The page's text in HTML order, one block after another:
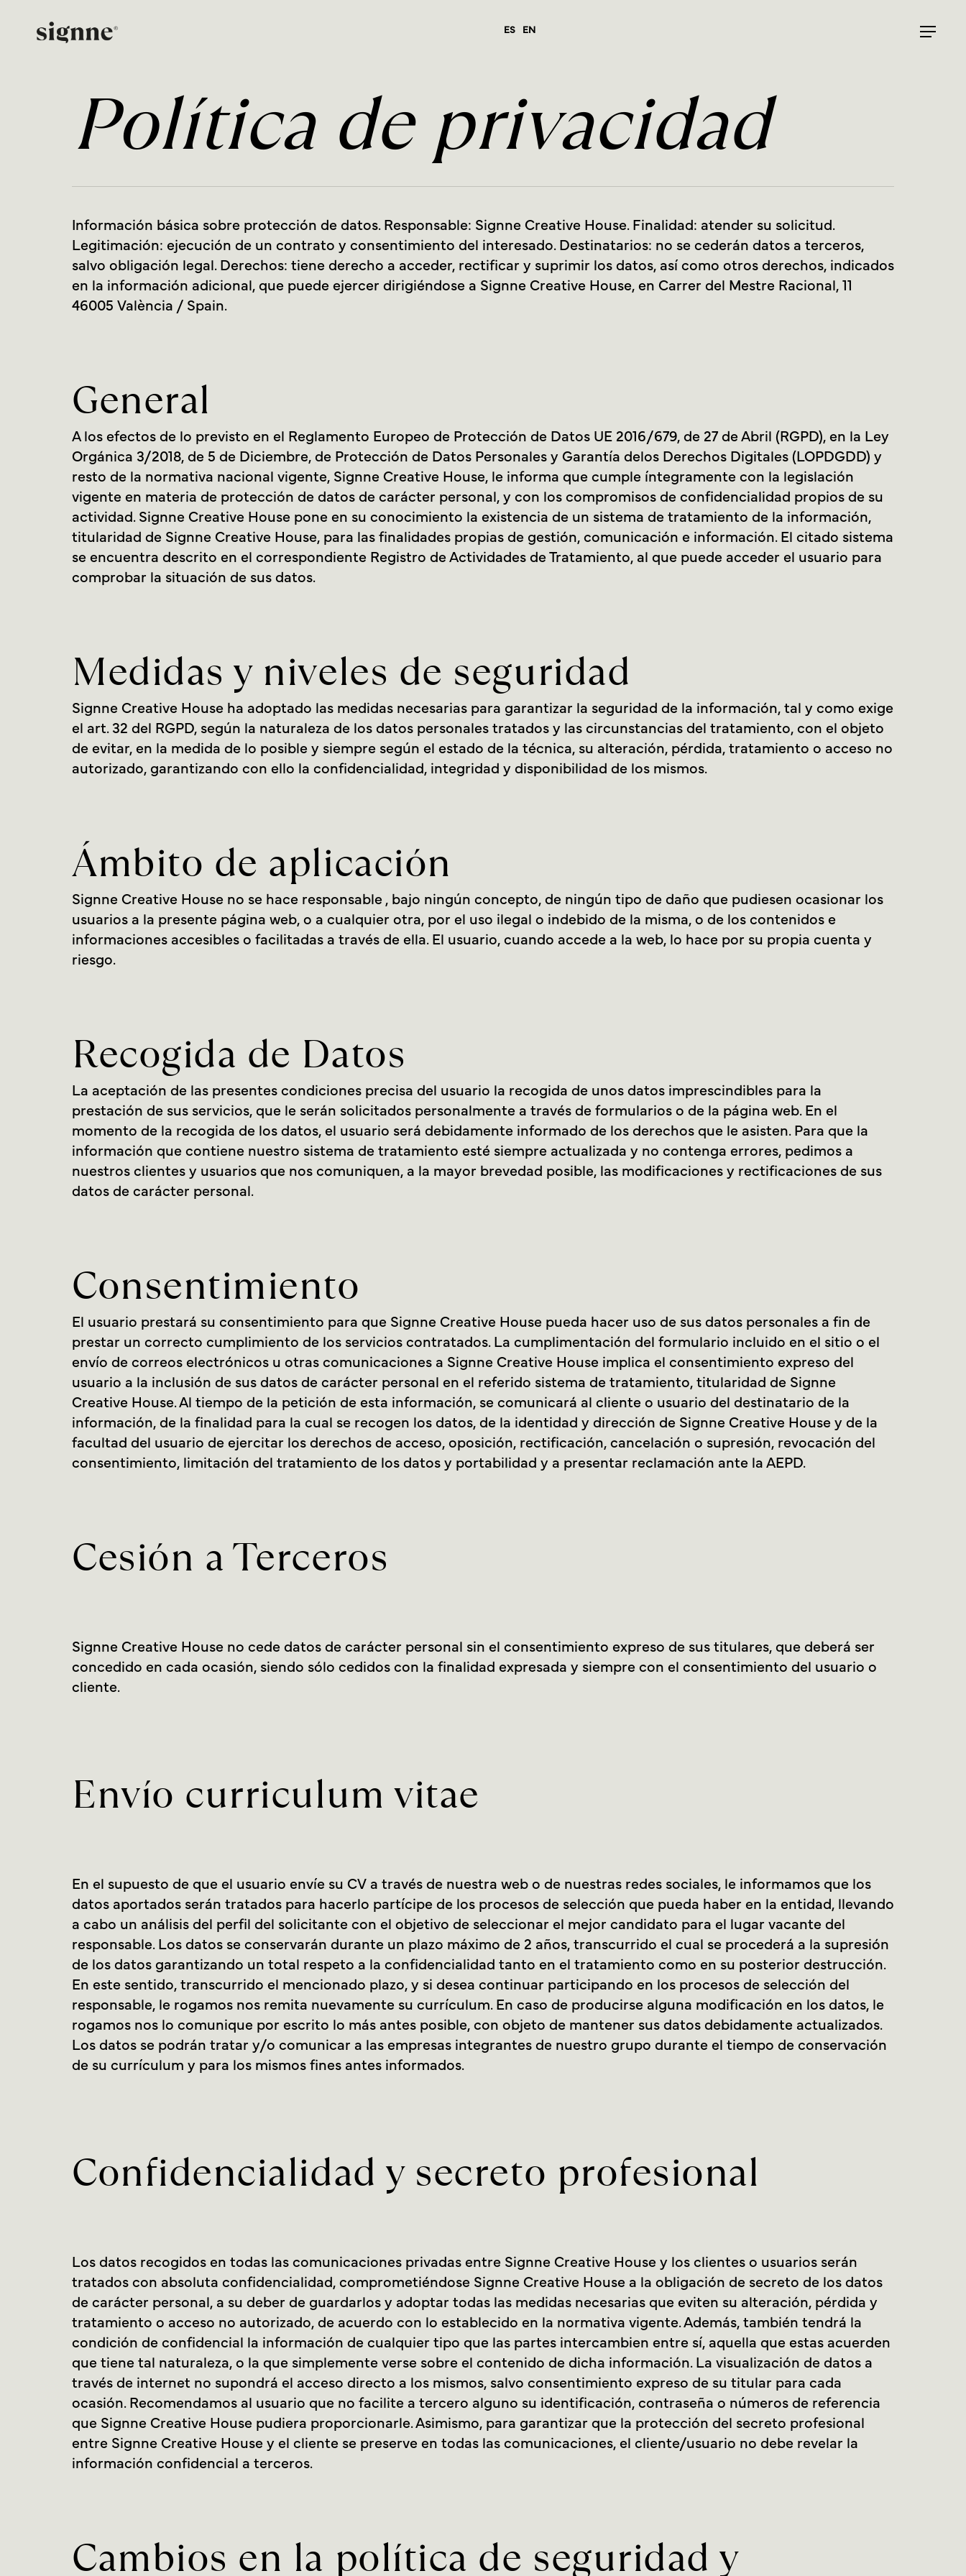
ES EN Menu
Política de privacidad
Información básica sobre protección de datos. Responsable: Signne Creative House. Finalidad: atender su solicitud.
Legitimación: ejecución de un contrato y consentimiento del interesado. Destinatarios: no se cederán datos a terceros,
salvo obligación legal. Derechos: tiene derecho a acceder, rectificar y suprimir los datos, así como otros derechos, indicados
en la información adicional, que puede ejercer dirigiéndose a Signne Creative House, en Carrer del Mestre Racional, 11
46005 València / Spain.
General
A los efectos de lo previsto en el Reglamento Europeo de Protección de Datos UE 2016/679, de 27 de Abril (RGPD), en la Ley
Orgánica 3/2018, de 5 de Diciembre, de Protección de Datos Personales y Garantía delos Derechos Digitales (LOPDGDD) y
resto de la normativa nacional vigente, Signne Creative House, le informa que cumple íntegramente con la legislación
vigente en materia de protección de datos de carácter personal, y con los compromisos de confidencialidad propios de su
actividad. Signne Creative House pone en su conocimiento la existencia de un sistema de tratamiento de la información,
titularidad de Signne Creative House, para las finalidades propias de gestión, comunicación e información. El citado sistema
se encuentra descrito en el correspondiente Registro de Actividades de Tratamiento, al que puede acceder el usuario para
comprobar la situación de sus datos.
Medidas y niveles de seguridad
Signne Creative House ha adoptado las medidas necesarias para garantizar la seguridad de la información, tal y como exige
el art. 32 del RGPD, según la naturaleza de los datos personales tratados y las circunstancias del tratamiento, con el objeto
de evitar, en la medida de lo posible y siempre según el estado de la técnica, su alteración, pérdida, tratamiento o acceso no
autorizado, garantizando con ello la confidencialidad, integridad y disponibilidad de los mismos.
Ámbito de aplicación
Signne Creative House no se hace responsable , bajo ningún concepto, de ningún tipo de daño que pudiesen ocasionar los
usuarios a la presente página web, o a cualquier otra, por el uso ilegal o indebido de la misma, o de los contenidos e
informaciones accesibles o facilitadas a través de ella. El usuario, cuando accede a la web, lo hace por su propia cuenta y
riesgo.
Recogida de Datos
La aceptación de las presentes condiciones precisa del usuario la recogida de unos datos imprescindibles para la
prestación de sus servicios, que le serán solicitados personalmente a través de formularios o de la página web. En el
momento de la recogida de los datos, el usuario será debidamente informado de los derechos que le asisten. Para que la
información que contiene nuestro sistema de tratamiento esté siempre actualizada y no contenga errores, pedimos a
nuestros clientes y usuarios que nos comuniquen, a la mayor brevedad posible, las modificaciones y rectificaciones de sus
datos de carácter personal.
Consentimiento
El usuario prestará su consentimiento para que Signne Creative House pueda hacer uso de sus datos personales a fin de
prestar un correcto cumplimiento de los servicios contratados. La cumplimentación del formulario incluido en el sitio o el
envío de correos electrónicos u otras comunicaciones a Signne Creative House implica el consentimiento expreso del
usuario a la inclusión de sus datos de carácter personal en el referido sistema de tratamiento, titularidad de Signne
Creative House. Al tiempo de la petición de esta información, se comunicará al cliente o usuario del destinatario de la
información, de la finalidad para la cual se recogen los datos, de la identidad y dirección de Signne Creative House y de la
facultad del usuario de ejercitar los derechos de acceso, oposición, rectificación, cancelación o supresión, revocación del
consentimiento, limitación del tratamiento de los datos y portabilidad y a presentar reclamación ante la AEPD.
Cesión a Terceros
Signne Creative House no cede datos de carácter personal sin el consentimiento expreso de sus titulares, que deberá ser
concedido en cada ocasión, siendo sólo cedidos con la finalidad expresada y siempre con el consentimiento del usuario o
cliente.
Envío curriculum vitae
En el supuesto de que el usuario envíe su CV a través de nuestra web o de nuestras redes sociales, le informamos que los
datos aportados serán tratados para hacerlo partícipe de los procesos de selección que pueda haber en la entidad, llevando
a cabo un análisis del perfil del solicitante con el objetivo de seleccionar el mejor candidato para el lugar vacante del
responsable. Los datos se conservarán durante un plazo máximo de 2 años, transcurrido el cual se procederá a la supresión
de los datos garantizando un total respeto a la confidencialidad tanto en el tratamiento como en su posterior destrucción.
En este sentido, transcurrido el mencionado plazo, y si desea continuar participando en los procesos de selección del
responsable, le rogamos nos remita nuevamente su currículum. En caso de producirse alguna modificación en los datos, le
rogamos nos lo comunique por escrito lo más antes posible, con objeto de mantener sus datos debidamente actualizados.
Los datos se podrán tratar y/o comunicar a las empresas integrantes de nuestro grupo durante el tiempo de conservación
de su currículum y para los mismos fines antes informados.
Confidencialidad y secreto profesional
Los datos recogidos en todas las comunicaciones privadas entre Signne Creative House y los clientes o usuarios serán
tratados con absoluta confidencialidad, comprometiéndose Signne Creative House a la obligación de secreto de los datos
de carácter personal, a su deber de guardarlos y adoptar todas las medidas necesarias que eviten su alteración, pérdida y
tratamiento o acceso no autorizado, de acuerdo con lo establecido en la normativa vigente. Además, también tendrá la
condición de confidencial la información de cualquier tipo que las partes intercambien entre sí, aquella que estas acuerden
que tiene tal naturaleza, o la que simplemente verse sobre el contenido de dicha información. La visualización de datos a
través de internet no supondrá el acceso directo a los mismos, salvo consentimiento expreso de su titular para cada
ocasión. Recomendamos al usuario que no facilite a tercero alguno su identificación, contraseña o números de referencia
que Signne Creative House pudiera proporcionarle. Asimismo, para garantizar que la protección del secreto profesional
entre Signne Creative House y el cliente se preserve en todas las comunicaciones, el cliente/usuario no debe revelar la
información confidencial a terceros.
Cambios en la política de seguridad y